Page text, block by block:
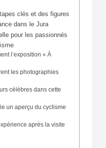
clés et des figures
dans le Jura
pour les passionnés
l’exposition « À
les photographies
célèbres dans cette
un aperçu du cyclisme
après la visite